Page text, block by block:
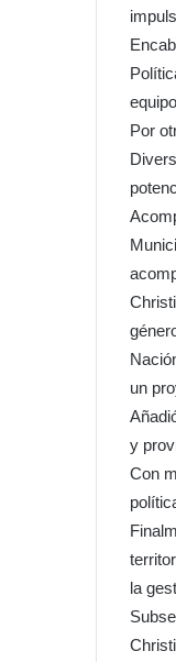
Por
un
y
Con
la